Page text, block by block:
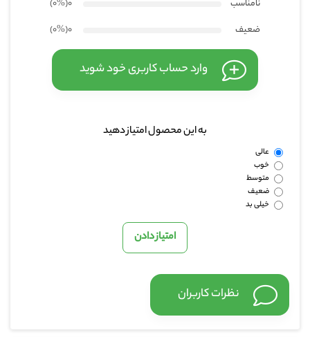
نامناسب
0(۰%
)
ضعیف
0(۰%
)
وارد حساب کاربری خود شوید
به این محصول امتیاز دهید
عالی
خوب
متوسط
ضعیف
خیلی بد
نظرات کاربران